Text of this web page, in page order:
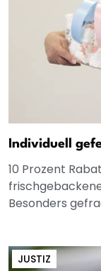
Individuell
10 Prozent
Besonders
JUSTIZ